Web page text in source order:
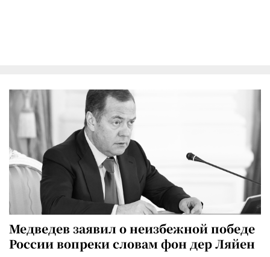
Медведев заявил о неизбежной победе
России вопреки словам фон дер Ляйен